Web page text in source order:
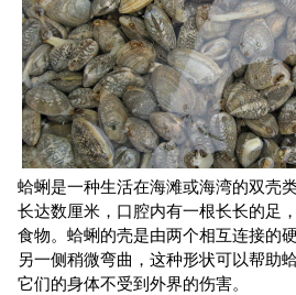
蛤蜊是一种生活在海滩或海湾的双壳
长达数厘米，口腔内有一根长长的足
食物。蛤蜊的壳是由两个相互连接的
另一侧稍微弯曲，这种形状可以帮助
它们的身体不受到外界的伤害。